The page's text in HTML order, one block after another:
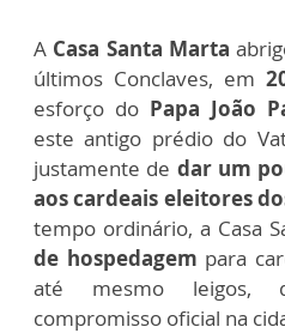
A Casa Santa Marta
últimos Conclaves, em
esforço do Papa João
este antigo prédio do
justamente de dar um
aos cardeais eleitores
tempo ordinário, a Casa
de hospedagem para
até mesmo leigos,
compromisso oficial na